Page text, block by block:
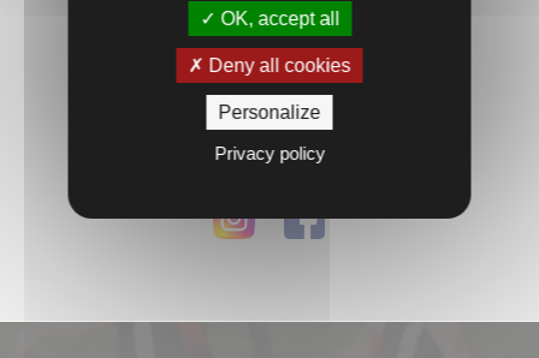
MONTBÉLIARD (25)
Découvrir
Suivez-nous ...
OK, accept all
Deny all cookies
Personalize
Privacy policy